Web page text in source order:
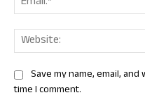
Save my name, email,
time I comment.